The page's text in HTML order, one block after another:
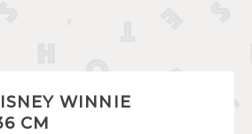
WINNIE
CM